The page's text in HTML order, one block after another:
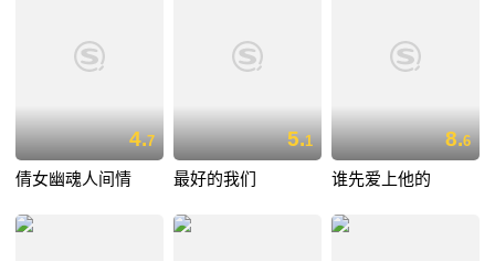
4.7
倩女幽魂人间情
5.1
最好的我们
8.6
谁先爱上他的